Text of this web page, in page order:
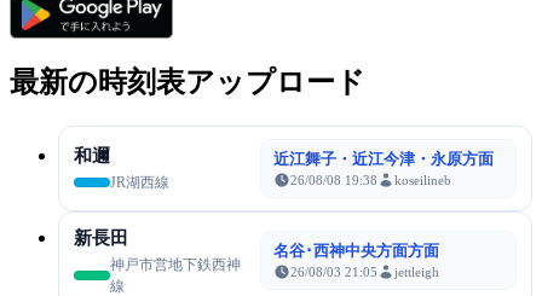
最新の時刻表アップロード
和邇
JR湖西線
近江舞子・近江今津・永原方面
26/08/08 19:38 koseilineb
新長田
神戸市営地下鉄西神
線
名谷･西神中央方面方面
26/08/03 21:05 jettleigh